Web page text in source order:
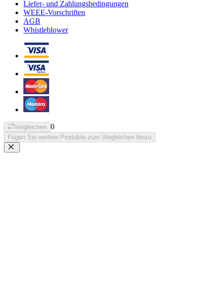
Liefer- und Zahlungsbedingungen
WEEE-Vorschriften
AGB
Whistleblower
Vergleichen 0
Fügen Sie weitere Produkte zum Vergleichen hinzu